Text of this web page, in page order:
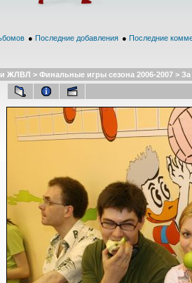
● Последние добавления ● Последние
ЖЛВЛ > Финальные игры сезона 2006-2007 > За